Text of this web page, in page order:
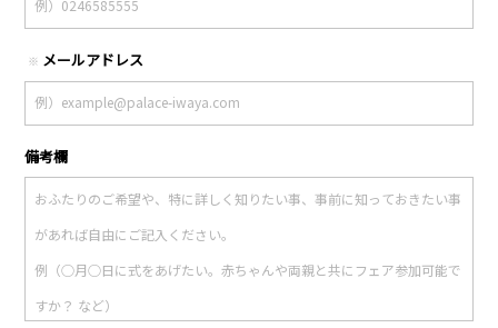
※ メールアドレス
備考欄